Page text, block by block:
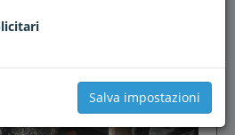
Salva impostazioni